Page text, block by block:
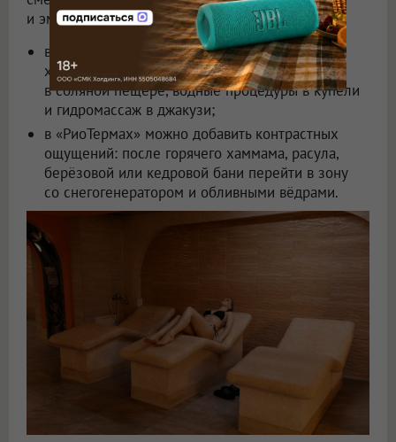
и эмоциональную перезагрузку:
в спа-комплексе гостей ждут мягкое тепло
хаммама, глубокий прогрев в саунах, отдых
в соляной пещере, водные процедуры в купели
и гидромассаж в джакузи;
в «РиоТермах» можно добавить контрастных
ощущений: после горячего хаммама, расула,
берёзовой или кедровой бани перейти в зону
со снегогенератором и обливными вёдрами.